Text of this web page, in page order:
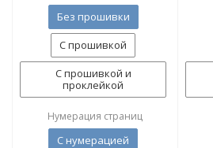
Без прошивки
С прошивкой
С прошивкой и
проклейкой
Нумерация страниц
С нумерацией